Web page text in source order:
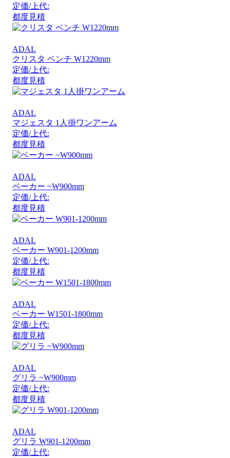
定価/上代:
都度見積
ADAL
クリスタ ベンチ W1220mm
定価/上代:
都度見積
ADAL
マジェスタ 1人掛ワンアーム
定価/上代:
都度見積
ADAL
ベーカー ~W900mm
定価/上代:
都度見積
ADAL
ベーカー W901-1200mm
定価/上代:
都度見積
ADAL
ベーカー W1501-1800mm
定価/上代:
都度見積
ADAL
グリラ ~W900mm
定価/上代:
都度見積
ADAL
グリラ W901-1200mm
定価/上代: